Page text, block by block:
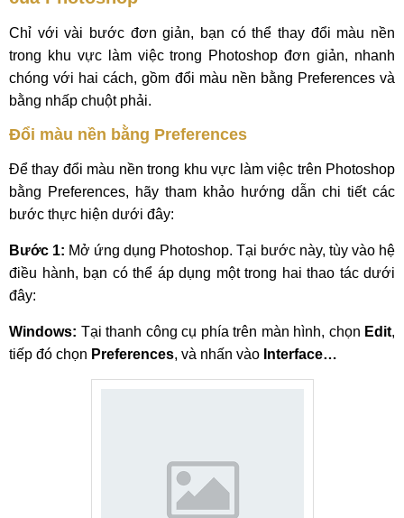
Chỉ với vài bước đơn giản, bạn có thể thay đổi màu nền
trong khu vực làm việc trong Photoshop đơn giản, nhanh
chóng với hai cách, gồm đổi màu nền bằng Preferences và
bằng nhấp chuột phải.
Đổi màu nền bằng Preferences
Để thay đổi màu nền trong khu vực làm việc trên Photoshop
bằng Preferences, hãy tham khảo hướng dẫn chi tiết các
bước thực hiện dưới đây:
Bước 1: Mở ứng dụng Photoshop. Tại bước này, tùy vào hệ
điều hành, bạn có thể áp dụng một trong hai thao tác dưới
đây:
Windows: Tại thanh công cụ phía trên màn hình, chọn Edit,
tiếp đó chọn Preferences, và nhấn vào Interface…